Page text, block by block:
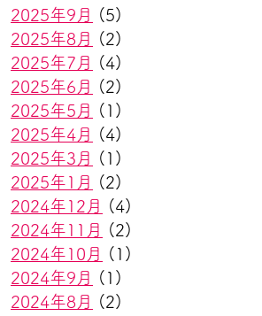
2025年9月
(5)
2025年8月
(2)
2025年7月
(4)
2025年6月
(2)
2025年5月
(1)
2025年4月
(4)
2025年3月
(1)
2025年1月
(2)
2024年12月
(4)
2024年11月
(2)
2024年10月
(1)
2024年9月
(1)
2024年8月
(2)